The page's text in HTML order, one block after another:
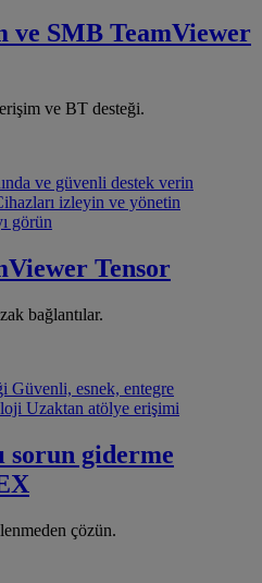
ve SMB TeamViewer
ve BT desteği.
ve güvenli destek verin
izleyin ve yönetin
görün
Tensor
bağlantılar.
Güvenli, esnek, entegre
Uzaktan atölye erişimi
sorun giderme
çözün.